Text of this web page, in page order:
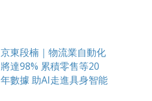
京東段楠｜物流業自動化
將達98% 累積零售等20
年數據 助AI走進具身智能